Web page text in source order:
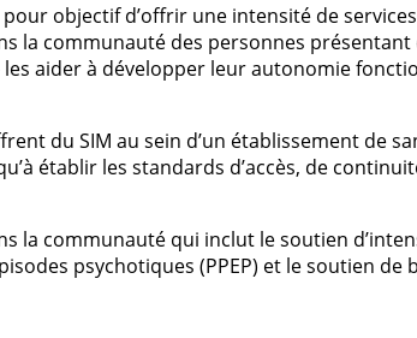
objectif d’offrir une intensité de
la communauté des personnes présentant
aider à développer leur autonomie
du SIM au sein d’un établissement de
établir les standards d’accès, de
la communauté qui inclut le soutien
psychotiques (PPEP) et le soutien de